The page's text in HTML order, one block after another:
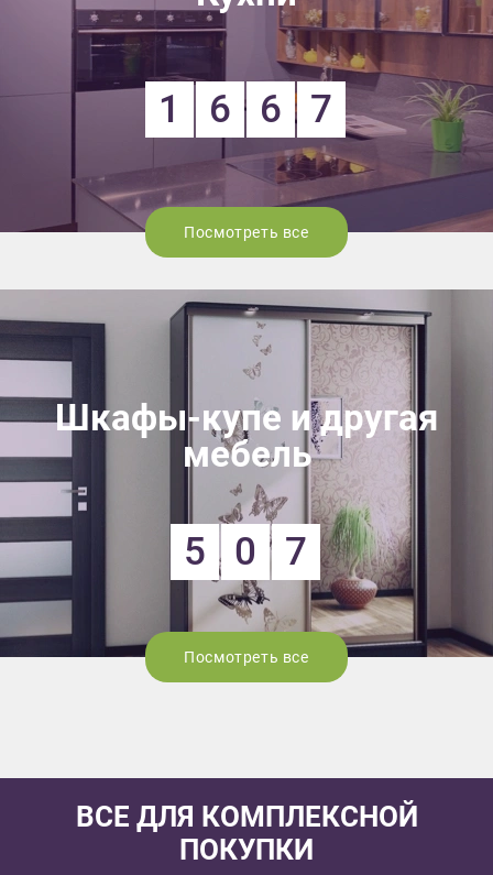
1 6 6 7
Посмотреть все
Шкафы-купе и другая
мебель
5 0 7
Посмотреть все
ВСЕ ДЛЯ КОМПЛЕКСНОЙ
ПОКУПКИ